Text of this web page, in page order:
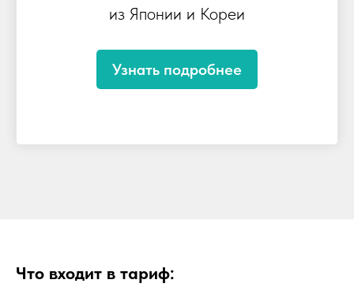
из Японии и Кореи
Узнать подробнее
Что входит в тариф: